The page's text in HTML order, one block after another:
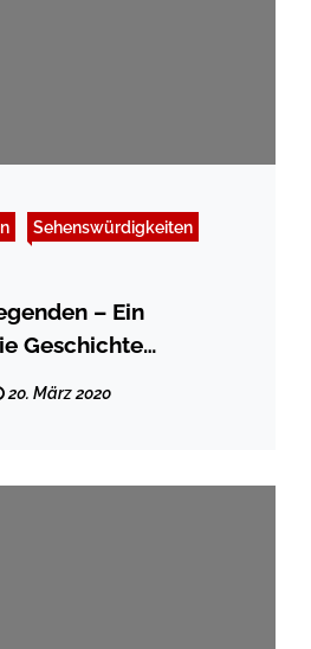
Sehenswürdigkeiten
– Ein
Geschichte
20. März 2020